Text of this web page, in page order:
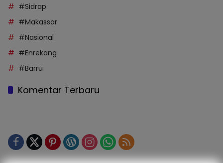
#Sidrap
#Makassar
#Nasional
#Enrekang
#Barru
Komentar Terbaru